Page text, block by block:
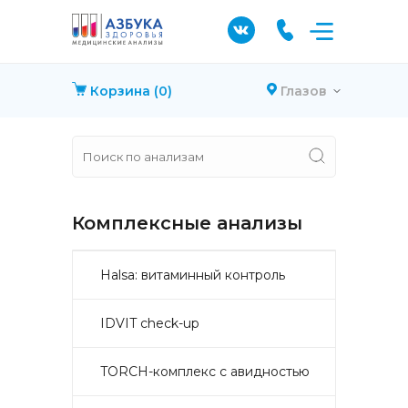
Корзина (0) Глазов
Комплексные анализы
Halsa: витаминный контроль
IDVIT check-up
TORCH-комплекс с авидностью